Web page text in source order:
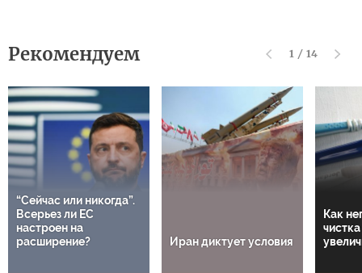
Рекомендуем 1 / 14
“Сейчас или никогда”.
Всерьез ли ЕС
настроен на
расширение?
Иран диктует условия
Как